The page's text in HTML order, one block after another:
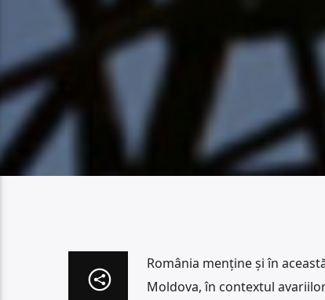
România menține și în
Moldova, în contextul